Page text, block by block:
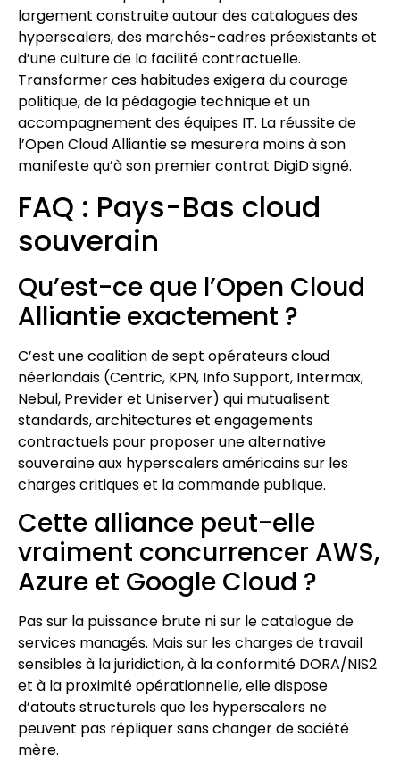
largement construite autour des catalogues des
hyperscalers, des marchés-cadres préexistants et
d’une culture de la facilité contractuelle.
Transformer ces habitudes exigera du courage
politique, de la pédagogie technique et un
accompagnement des équipes IT. La réussite de
l’Open Cloud Alliantie se mesurera moins à son
manifeste qu’à son premier contrat DigiD signé.
FAQ : Pays-Bas cloud
souverain
Qu’est-ce que l’Open Cloud
Alliantie exactement ?
C’est une coalition de sept opérateurs cloud
néerlandais (Centric, KPN, Info Support, Intermax,
Nebul, Previder et Uniserver) qui mutualisent
standards, architectures et engagements
contractuels pour proposer une alternative
souveraine aux hyperscalers américains sur les
charges critiques et la commande publique.
Cette alliance peut-elle
vraiment concurrencer AWS,
Azure et Google Cloud ?
Pas sur la puissance brute ni sur le catalogue de
services managés. Mais sur les charges de travail
sensibles à la juridiction, à la conformité DORA/NIS2
et à la proximité opérationnelle, elle dispose
d’atouts structurels que les hyperscalers ne
peuvent pas répliquer sans changer de société
mère.